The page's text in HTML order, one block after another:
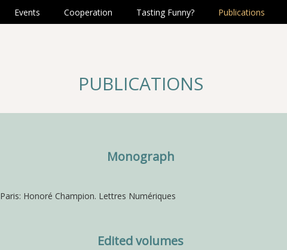
Events Cooperation Tasting Funny? Publications
PUBLICATIONS
Monograph
Paris: Honoré Champion. Lettres Numériques
Edited volumes